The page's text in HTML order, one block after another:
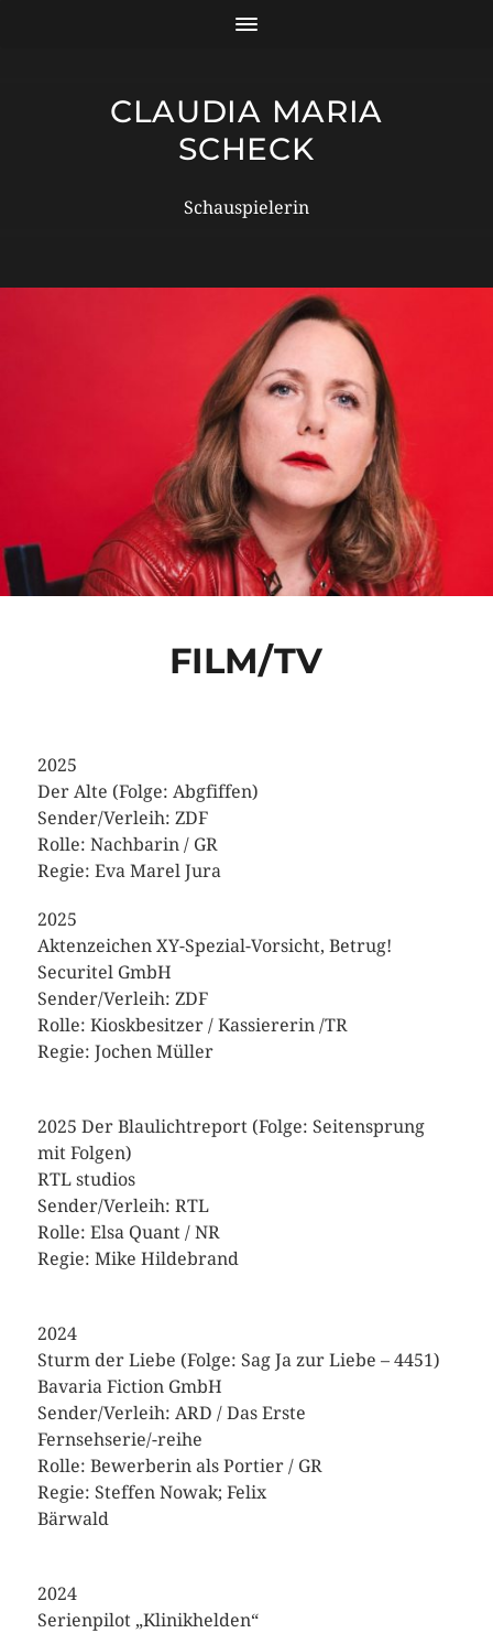
CLAUDIA MARIA
SCHECK
Schauspielerin
FILM/TV
2025
Der Alte (Folge: Abgfiffen)
Sender/Verleih: ZDF
Rolle: Nachbarin / GR
Regie: Eva Marel Jura
2025
Aktenzeichen XY-Spezial-Vorsicht, Betrug!
Securitel GmbH
Sender/Verleih: ZDF
Rolle: Kioskbesitzer / Kassiererin /TR
Regie: Jochen Müller
2025 Der Blaulichtreport (Folge: Seitensprung
mit Folgen)
RTL studios
Sender/Verleih: RTL
Rolle: Elsa Quant / NR
Regie: Mike Hildebrand
2024
Sturm der Liebe (Folge: Sag Ja zur Liebe – 4451)
Bavaria Fiction GmbH
Sender/Verleih: ARD / Das Erste
Fernsehserie/-reihe
Rolle: Bewerberin als Portier / GR
Regie: Steffen Nowak; Felix
Bärwald
2024
Serienpilot „Klinikhelden“